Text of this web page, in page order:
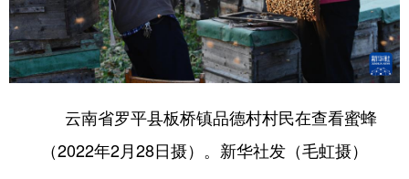
云南省罗平县板桥镇品德村村民在查看蜜蜂
（2022年2月28日摄）。新华社发（毛虹摄）